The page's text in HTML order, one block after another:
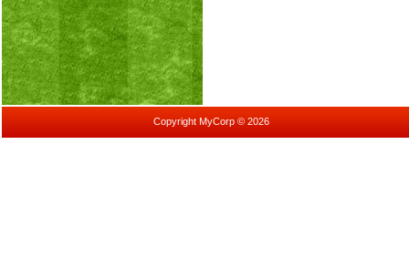
Copyright MyCorp © 2026